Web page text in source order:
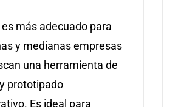
más adecuado para
y medianas empresas
una herramienta de
prototipado
Es ideal para